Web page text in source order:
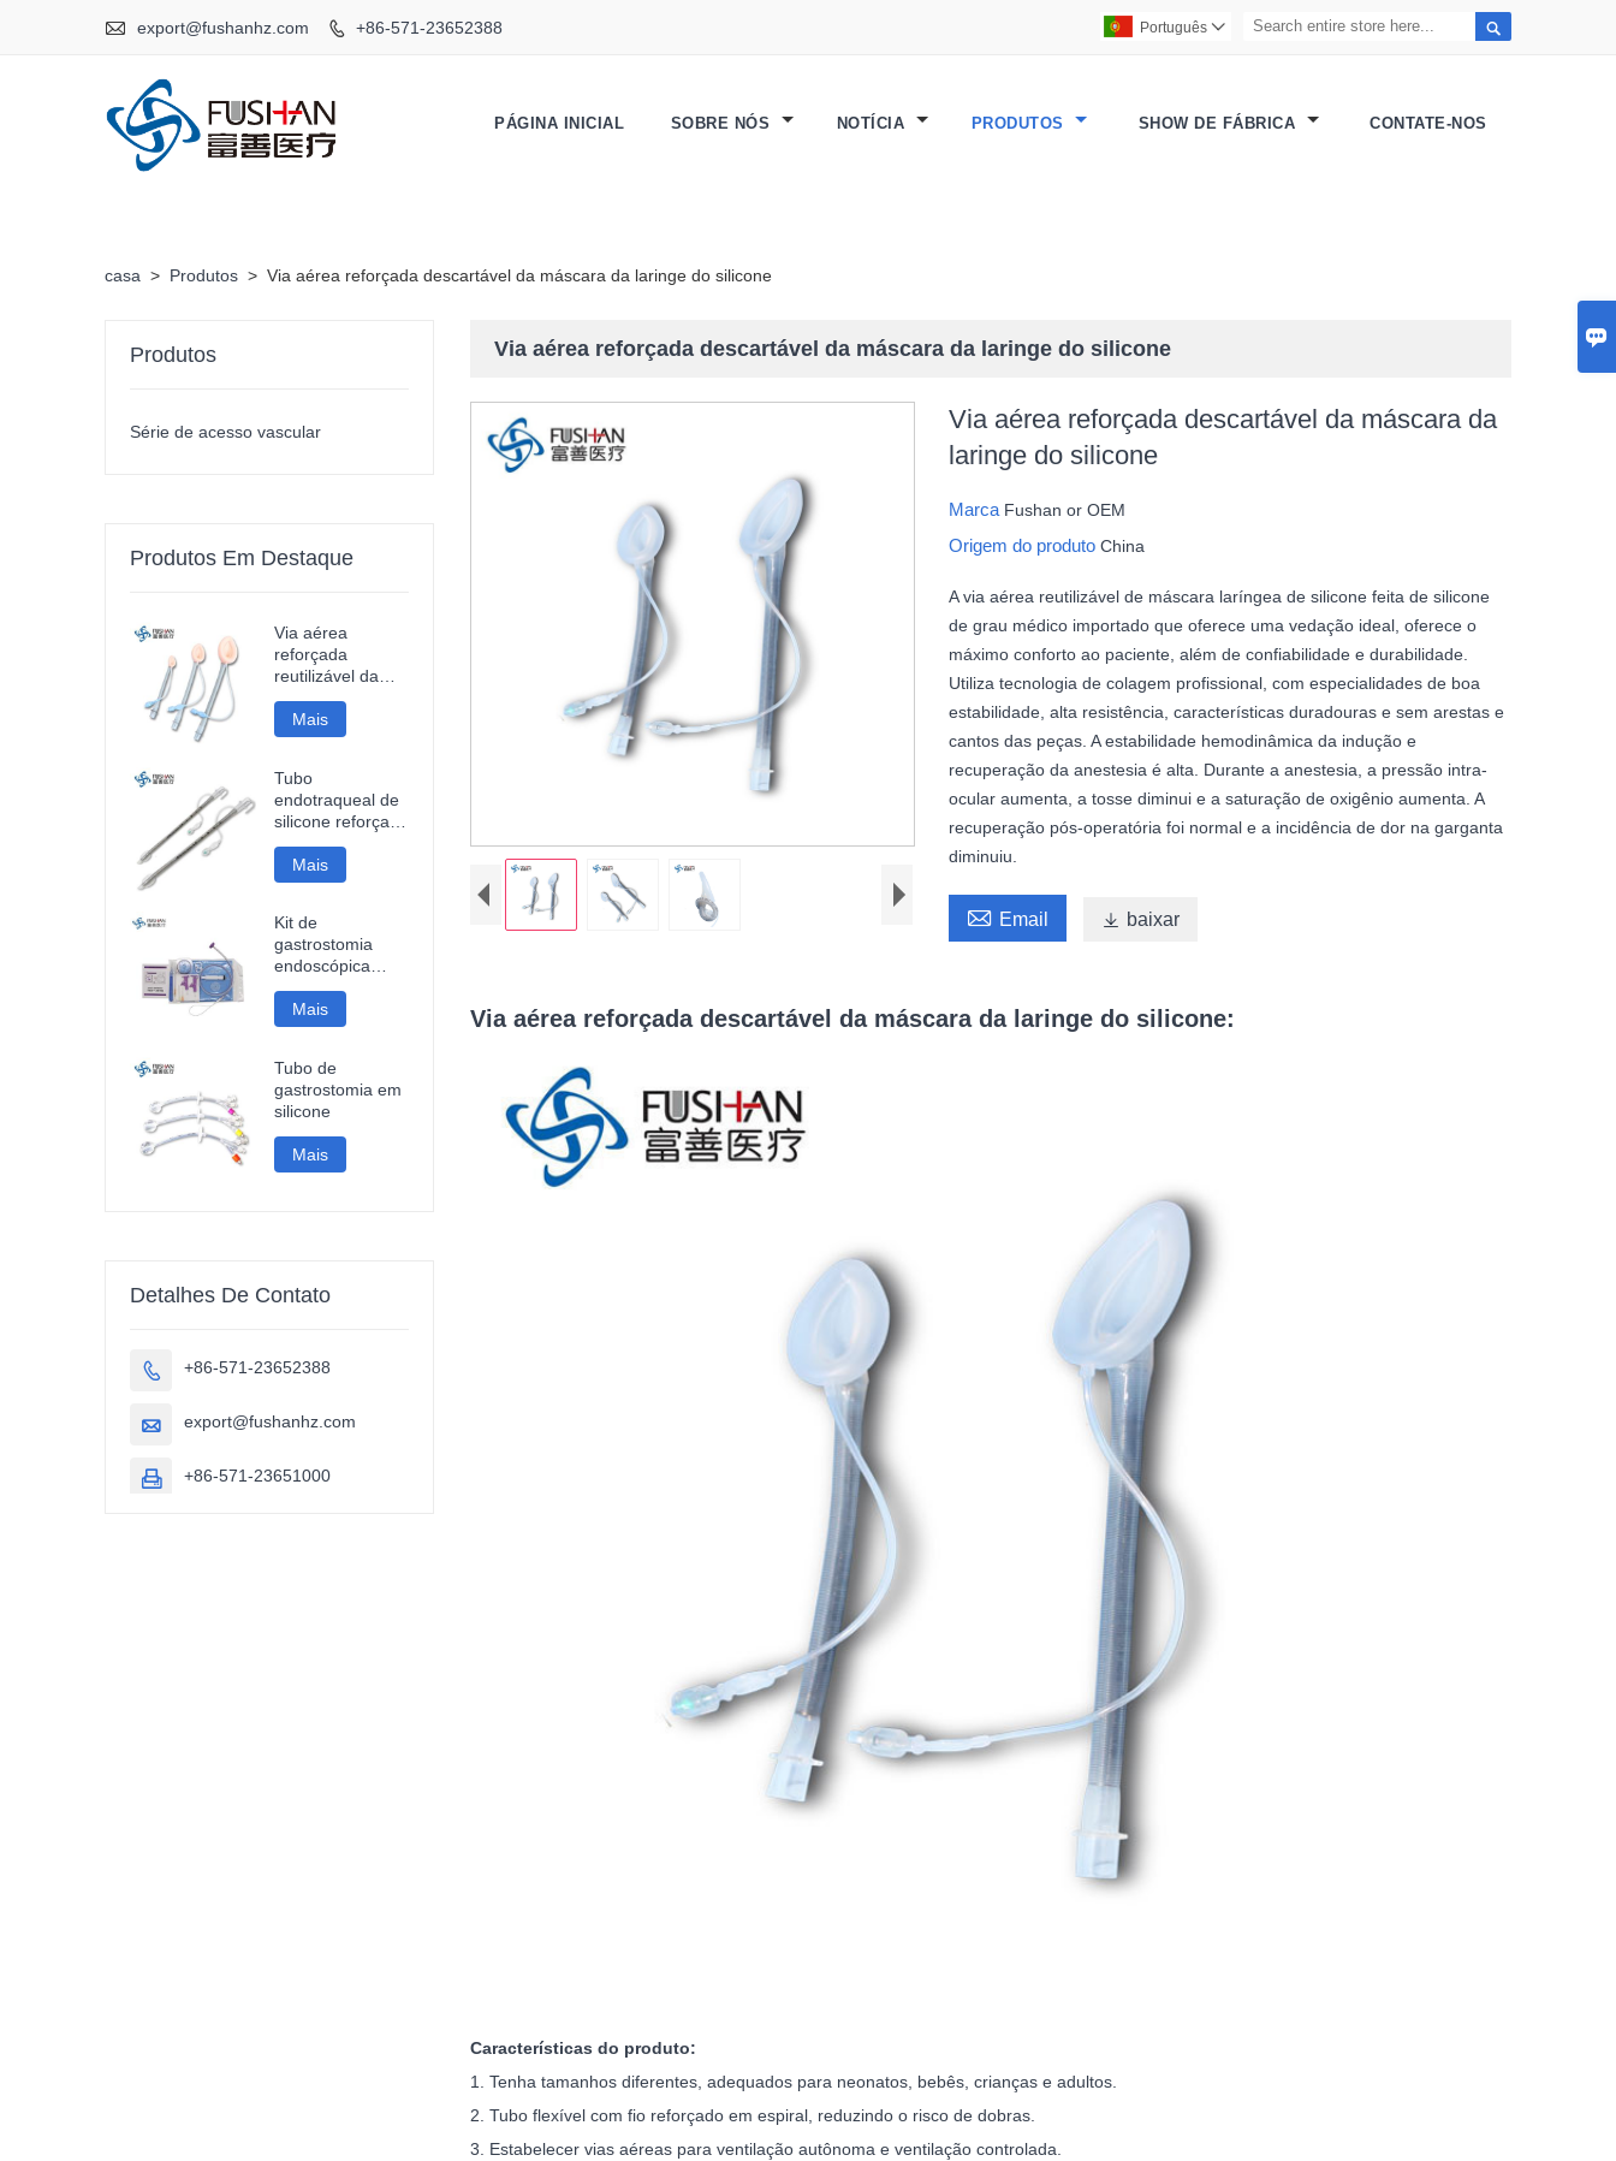

 export@fushanhz.com  +86-571-23652388 
Português 
PÁGINA INICIAL SOBRE NÓS NOTÍCIA PRODUTOS SHOW DE FÁBRICA CONTATE-NOS
casa > Produtos > Via aérea reforçada descartável da máscara da laringe do silicone
Via aérea reforçada descartável da máscara da laringe do silicone
Via aérea reforçada descartável da máscara da
laringe do silicone
Marca Fushan or OEM
Origem do produtoChina
A via aérea reutilizável de máscara laríngea de silicone feita de silicone
de grau médico importado que oferece uma vedação ideal, oferece o
máximo conforto ao paciente, além de confiabilidade e durabilidade.
Utiliza tecnologia de colagem profissional, com especialidades de boa
estabilidade, alta resistência, características duradouras e sem arestas e
cantos das peças. A estabilidade hemodinâmica da indução e
recuperação da anestesia é alta. Durante a anestesia, a pressão intra-
ocular aumenta, a tosse diminui e a saturação de oxigênio aumenta. A
recuperação pós-operatória foi normal e a incidência de dor na garganta
diminuiu.
 Email  baixar
Via aérea reforçada descartável da máscara da laringe do silicone:
Características do produto:
1. Tenha tamanhos diferentes, adequados para neonatos, bebês, crianças e adultos.
2. Tubo flexível com fio reforçado em espiral, reduzindo o risco de dobras.
3. Estabelecer vias aéreas para ventilação autônoma e ventilação controlada.
Produtos
Série de acesso vascular
Produtos Em Destaque
Via aérea
reforçada
reutilizável da
máscara da
laringe do
silicone
Mais
Tubo
endotraqueal de
silicone reforçado
descartável
Mais
Kit de
gastrostomia
endoscópica
percutânea
Mais
Tubo de
gastrostomia em
silicone
Mais
Detalhes De Contato
 +86-571-23652388
 export@fushanhz.com
 +86-571-23651000